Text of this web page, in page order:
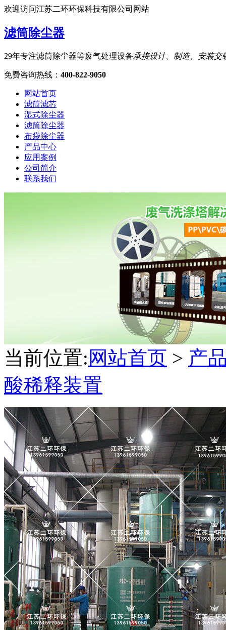
欢迎访问江苏二环环保科技有限公司网站
滤筒除尘器
29年专注滤筒除尘器等废气处理设备承接设计、制造、安装交
免费咨询热线 ： 400-822-9050
网站首页
滤筒滤芯
湿式除尘器
滤筒除尘器
布袋除尘器
产品中心
应用案例
公司简介
联系我们
当前位置: 网站首页 > 产
酸稀释装置